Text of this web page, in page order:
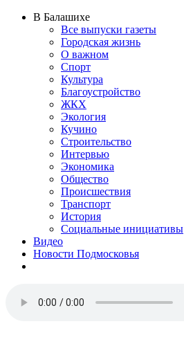
В Балашихе
Все выпуски газеты
Городская жизнь
О важном
Спорт
Культура
Благоустройство
ЖКХ
Экология
Кучино
Строительство
Интервью
Экономика
Общество
Происшествия
Транспорт
История
Социальные инициативы
Видео
Новости Подмосковья